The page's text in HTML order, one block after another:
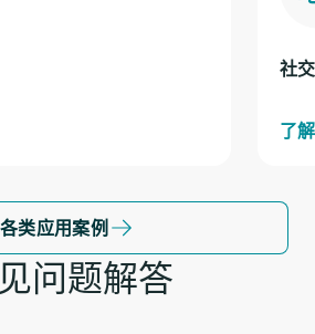
社
了
各类应用案例
问题解答